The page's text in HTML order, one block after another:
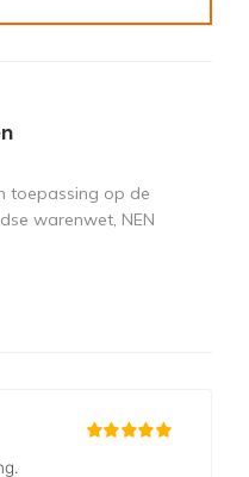
toepassing op de
warenwet, NEN